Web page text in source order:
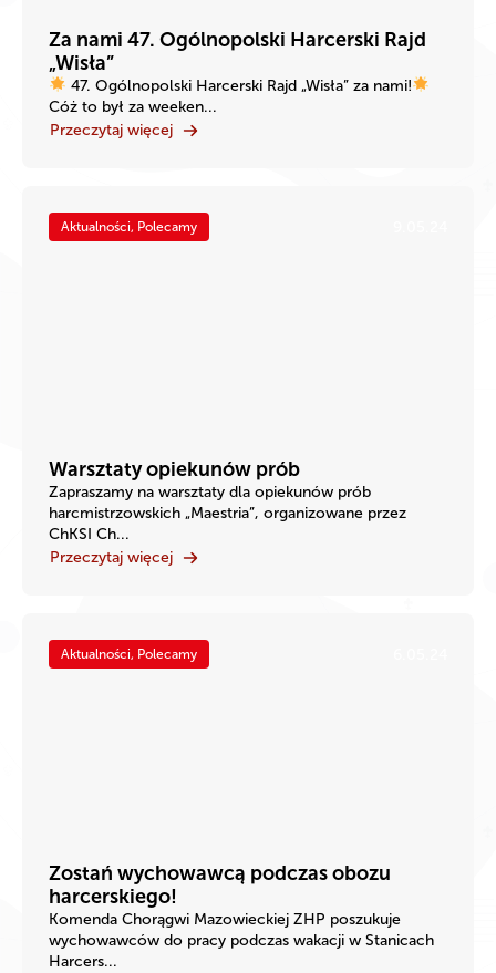
Za nami 47. Ogólnopolski Harcerski Rajd
„Wisła”
47. Ogólnopolski Harcerski Rajd „Wisła” za nami!
Cóż to był za weeken...
Przeczytaj więcej
Aktualności, Polecamy
Warsztaty opiekunów prób
Zapraszamy na warsztaty dla opiekunów prób
harcmistrzowskich „Maestria”, organizowane przez
ChKSI Ch...
Przeczytaj więcej
Aktualności, Polecamy
Zostań wychowawcą podczas obozu
harcerskiego!
Komenda Chorągwi Mazowieckiej ZHP poszukuje
wychowawców do pracy podczas wakacji w Stanicach
Harcers...